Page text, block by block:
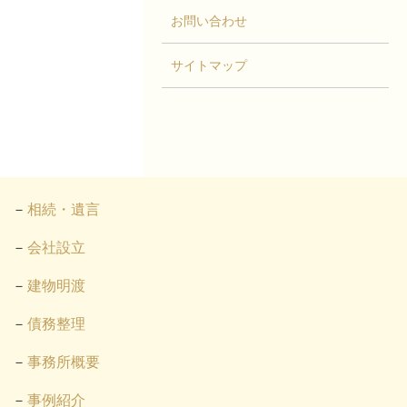
お問い合わせ
サイトマップ
相続・遺言
会社設立
建物明渡
債務整理
事務所概要
事例紹介